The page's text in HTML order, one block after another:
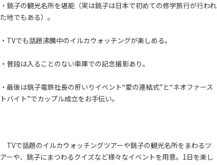
・銚子の観光名所を堪能（実は銚子は日本で初めての修学旅行が行われ
た地でもある）。
・TVでも話題沸騰中のイルカウォッチングが楽しめる。
・普段は入ることのない車庫での記念撮影あり。
・最後は銚子電鉄社長の肝いりイベント“愛の連結式”と“ネオファース
トバイト”でカップル成立をお手伝い。
TVで話題のイルカウォッチングツアーや銚子の観光名所をまわるツ
アーや、銚子にまつわるクイズなど様々なイベントを用意。1日を楽し